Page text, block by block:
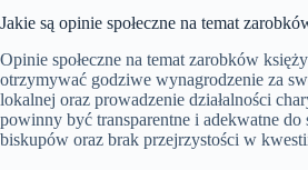
Jakie są opinie społeczne na temat
Opinie społeczne na temat zarobków
otrzymywać godziwe wynagrodzenie za
lokalnej oraz prowadzenie działalności
powinny być transparentne i adekwatne
biskupów oraz brak przejrzystości w